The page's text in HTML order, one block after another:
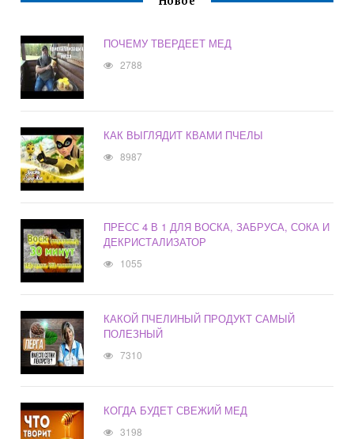
ПОЧЕМУ ТВЕРДЕЕТ МЕД
2788
КАК ВЫГЛЯДИТ КВАМИ ПЧЕЛЫ
8987
ПРЕСС 4 В 1 ДЛЯ ВОСКА, ЗАБРУСА, СОКА И
ДЕКРИСТАЛИЗАТОР
1055
КАКОЙ ПЧЕЛИНЫЙ ПРОДУКТ САМЫЙ
ПОЛЕЗНЫЙ
7310
КОГДА БУДЕТ СВЕЖИЙ МЕД
3198